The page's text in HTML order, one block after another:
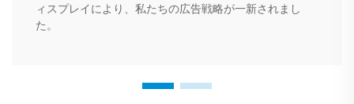
ィスプレイにより、私たちの広告戦略が一新されまし
た。